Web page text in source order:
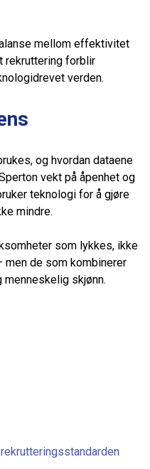
mellom effektivitet
rekruttering forblir
verden.
og hvordan dataene
vekt på åpenhet og
teknologi for å gjøre
mindre.
som lykkes, ikke
de som kombinerer
skjønn.